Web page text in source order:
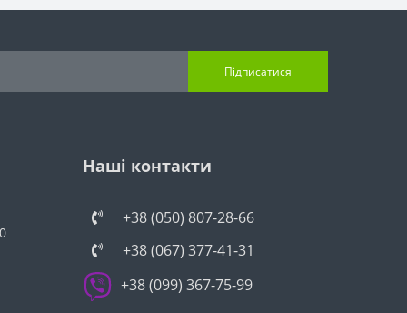
Підписатися
Наші контакти
+38 (050) 807-28-66
+38 (067) 377-41-31
+38 (099) 367-75-99